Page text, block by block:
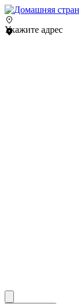
Укажите адрес